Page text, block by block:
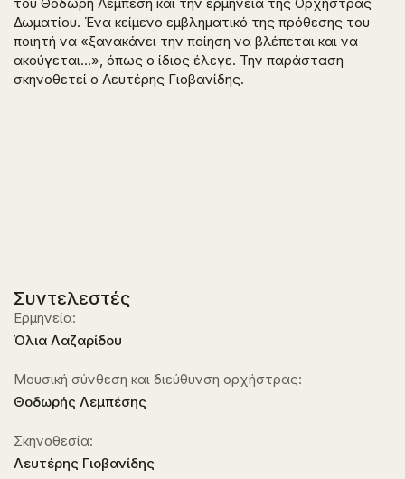
Δωματίου. Ένα κείμενο εμβληματικό της πρόθεσης του
ποιητή να «ξανακάνει την ποίηση να βλέπεται και να
ακούγεται…», όπως ο ίδιος έλεγε. Την παράσταση
σκηνοθετεί ο Λευτέρης Γιοβανίδης.
Συντελεστές
Ερμηνεία:
Όλια Λαζαρίδου
Μουσική σύνθεση και διεύθυνση ορχήστρας:
Θοδωρής Λεμπέσης
Σκηνοθεσία:
Λευτέρης Γιοβανίδης